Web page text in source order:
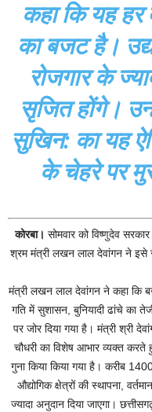
कहा कि यह हर
का बजट है।
रोजगार के
सृजित होंगे।
सुखिन: का यह
के चेहरे पर
कोरबा। सोमवार को विष्णुदेव
श्रम मंत्री लखन लाल देवांगन ने इसे
मंत्री लखन लाल देवांगन ने कहा कि
गति में सुशासन, बुनियादी ढांचे का
पर जोर दिया गया है। मंत्री श्री
चौधरी का विशेष आभार व्यक्त करते
गुना किया किया गया है। करीब
औद्योगिक क्षेत्रों की स्थापना,
ज्यादा अनुदान दिया जाएगा।